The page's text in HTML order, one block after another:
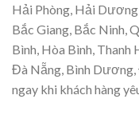
Hải Phòng, Hải
Bắc Giang, Bắc Ninh,
Bình, Hòa Bình, Thanh
Đà Nẵng, Bình
ngay khi khách hàng